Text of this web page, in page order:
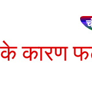
के कारण